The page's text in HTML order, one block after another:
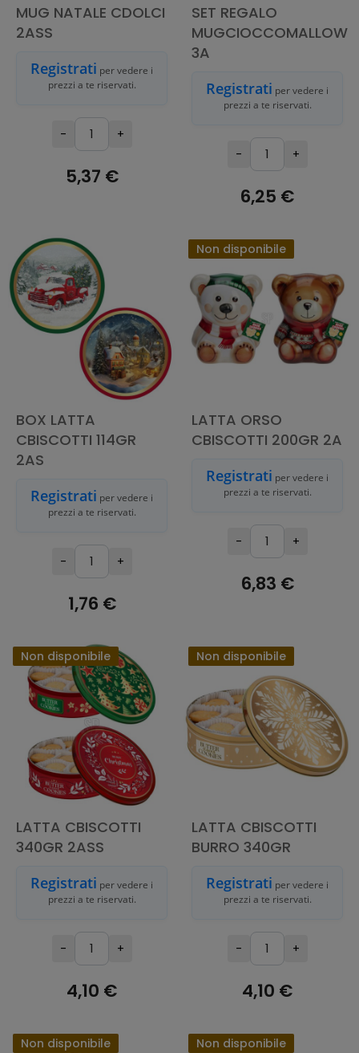
MUG NATALE CDOLCI
2ASS
Registrati per vedere i
prezzi a te riservati.
- +
5,37 €
SET REGALO
MUGCIOCCOMALLOW
3A
Registrati per vedere i
prezzi a te riservati.
- +
6,25 €
CARRELLO
BOX LATTA
CBISCOTTI 114GR
2AS
Registrati per vedere i
prezzi a te riservati.
- +
1,76 €
CARRELLO
Non disponibile
LATTA ORSO
CBISCOTTI 200GR 2A
Registrati per vedere i
prezzi a te riservati.
- +
6,83 €
Non disponibile
LATTA CBISCOTTI
340GR 2ASS
Registrati per vedere i
prezzi a te riservati.
- +
4,10 €
ESAURITO
Non disponibile
LATTA CBISCOTTI
BURRO 340GR
Registrati per vedere i
prezzi a te riservati.
- +
4,10 €
ESAURITO
Non disponibile Non disponibile